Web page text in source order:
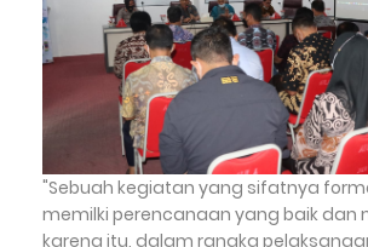
"Sebuah kegiatan yang sifatnya
memilki perencanaan yang baik dan
karena itu, dalam rangka